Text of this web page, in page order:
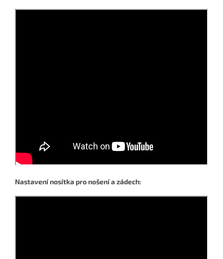
Nastavení nosítka pro nošení a zádech: